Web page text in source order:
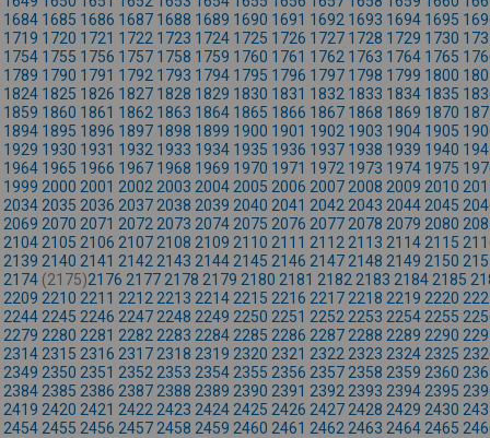
1684 1685 1686 1687 1688 1689 1690 1691 1692 1693 1694 1695
1719 1720 1721 1722 1723 1724 1725 1726 1727 1728 1729 1730
1754 1755 1756 1757 1758 1759 1760 1761 1762 1763 1764 1765
1789 1790 1791 1792 1793 1794 1795 1796 1797 1798 1799 1800
1824 1825 1826 1827 1828 1829 1830 1831 1832 1833 1834 1835
1859 1860 1861 1862 1863 1864 1865 1866 1867 1868 1869 1870
1894 1895 1896 1897 1898 1899 1900 1901 1902 1903 1904 1905
1929 1930 1931 1932 1933 1934 1935 1936 1937 1938 1939 1940
1964 1965 1966 1967 1968 1969 1970 1971 1972 1973 1974 1975
1999 2000 2001 2002 2003 2004 2005 2006 2007 2008 2009 2010
2034 2035 2036 2037 2038 2039 2040 2041 2042 2043 2044 2045
2069 2070 2071 2072 2073 2074 2075 2076 2077 2078 2079 2080
2104 2105 2106 2107 2108 2109 2110 2111 2112 2113 2114 2115
2139 2140 2141 2142 2143 2144 2145 2146 2147 2148 2149 2150
2174 (2175)2176 2177 2178 2179 2180 2181 2182 2183 2184 2185
2209 2210 2211 2212 2213 2214 2215 2216 2217 2218 2219 2220
2244 2245 2246 2247 2248 2249 2250 2251 2252 2253 2254 2255
2279 2280 2281 2282 2283 2284 2285 2286 2287 2288 2289 2290
2314 2315 2316 2317 2318 2319 2320 2321 2322 2323 2324 2325
2349 2350 2351 2352 2353 2354 2355 2356 2357 2358 2359 2360
2384 2385 2386 2387 2388 2389 2390 2391 2392 2393 2394 2395
2419 2420 2421 2422 2423 2424 2425 2426 2427 2428 2429 2430
2454 2455 2456 2457 2458 2459 2460 2461 2462 2463 2464 2465